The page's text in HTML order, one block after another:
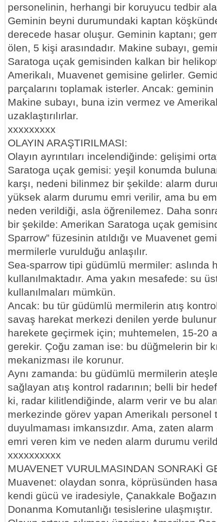
personelinin, herhangi bir koruyucu tedbir
Geminin beyni durumundaki kaptan
derecede hasar oluşur. Geminin kaptanı;
ölen, 5 kişi arasındadır. Makine subayı,
Saratoga uçak gemisinden kalkan bir
Amerikalı, Muavenet gemisine gelirler.
parçalarını toplamak isterler. Ancak: geminin
Makine subayı, buna izin vermez ve
uzaklaştırılırlar.
xxxxxxxxx
OLAYIN ARAŞTIRILMASI:
Olayın ayrıntıları incelendiğinde: gelişimi
Saratoga uçak gemisi: yeşil konumda
karşı, nedeni bilinmez bir şekilde: alarm
yüksek alarm durumu emri verilir, ama bu
neden verildiği, asla öğrenilemez. Daha
bir şekilde: Amerikan Saratoga uçak
Sparrow” füzesinin atıldığı ve Muavenet
mermilerle vurulduğu anlaşılır.
Sea-sparrow tipi güdümlü mermiler: aslında
kullanılmaktadır. Ama yakın mesafede: su
kullanılmaları mümkün.
Ancak: bu tür güdümlü mermilerin atış
savaş harekat merkezi denilen yerde
harekete geçirmek için; muhtemelen, 15-20
gerekir. Çoğu zaman ise: bu düğmelerin bir
mekanizması ile korunur.
Aynı zamanda: bu güdümlü mermilerin
sağlayan atış kontrol radarının; belli bir
ki, radar kilitlendiğinde, alarm verir ve bu
merkezinde görev yapan Amerikalı personel
duyulmaması imkansızdır. Ama, zaten
emri veren kim ve neden alarm durumu
xxxxxxxxxx
MUAVENET VURULMASINDAN SONRAKİ
Muavenet: olaydan sonra, köprüsünden
kendi gücü ve iradesiyle, Çanakkale
Donanma Komutanlığı tesislerine ulaşmıştır.